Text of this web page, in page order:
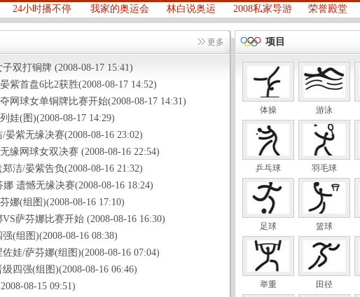
24小时播不停 我家的奥运会 林白说奥运 2008私家导游 荣誉殿堂
更多
双打铜牌 (2008-08-17 15:41)
紫首盘6比2获胜(2008-08-17 14:52)
网球女单铜牌比赛开始(2008-08-17 14:31)
娃(图)(2008-08-17 14:29)
紫无缘决赛(2008-08-16 23:02)
缘网球女双决赛 (2008-08-16 22:54)
洁/晏紫告负(2008-08-16 21:32)
遗憾无缘决赛(2008-08-16 18:24)
(组图)(2008-08-16 17:10)
萨芬娜比赛开始 (2008-08-16 16:30)
(组图)(2008-08-16 08:38)
娃/萨芬娜(组图)(2008-08-16 07:04)
四强(组图)(2008-08-16 06:46)
08-15 09:51)
项目
体操 游泳
乒乓球 羽毛球
足球 篮球
举重 田径